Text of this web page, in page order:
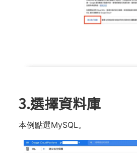
3.選擇資料庫
本例點選MySQL。